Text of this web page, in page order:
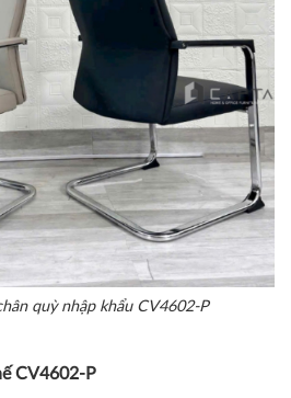
quỳ nhập khẩu CV4602-P
CV4602-P